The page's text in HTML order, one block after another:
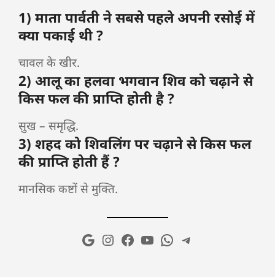
1) माता पार्वती ने सबसे पहले अपनी रसोई में
क्या पकाई थी ?
चावल के खीर.
2) आलू का हलवा भगवान शिव को चढ़ाने से
किस फल की प्राप्ति होती है ?
सुख – समृद्धि.
3) शहद को शिवलिंग पर चढ़ाने से किस फल
की प्राप्ति होती हैं ?
मानसिक कष्टों से मुक्ति.